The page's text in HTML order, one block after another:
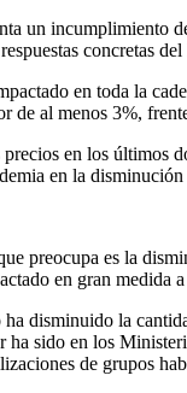
un incumplimiento
concretas
en toda la
de al menos 3%,
en los últimos
en la
preocupa es la
en gran medida
disminuido la
ha sido en los
de grupos